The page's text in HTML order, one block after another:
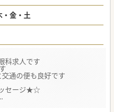
・金・土
科求人です
通の便も良好です
セージ★☆
、勤務曜日も柔軟に対応頂け